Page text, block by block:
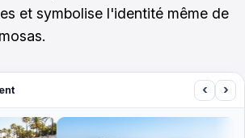
et symbolise l'identité même de
‹ ›